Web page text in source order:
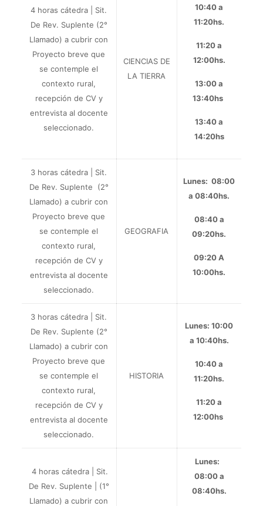
4 horas cátedra | Sit.
De Rev. Suplente (2°
Llamado) a cubrir con
Proyecto breveque
se contemple el
contexto rural,
recepción de CV y
entrevista al docente
seleccionado.
CIENCIAS DE
LA TIERRA
10:40 a
11:20hs.
11:20 a
12:00hs.
13:00 a
13:40hs
13:40 a
14:20hs
3 horas cátedra | Sit.
De Rev. Suplente (2°
Llamado) a cubrir con
Proyecto breveque
se contemple el
contexto rural,
recepción de CV y
entrevista al docente
seleccionado.
GEOGRAFIA
Lunes: 08:00
a 08:40hs.
08:40 a
09:20hs.
09:20 A
10:00hs.
3 horas cátedra | Sit.
De Rev. Suplente (2°
Llamado) a cubrir con
Proyecto breveque
se contemple el
contexto rural,
recepción de CV y
entrevista al docente
seleccionado.
HISTORIA
Lunes: 10:00
a 10:40hs.
10:40 a
11:20hs.
11:20 a
12:00hs
4 horas cátedra | Sit.
De Rev. Suplente | (1°
Llamado) a cubrir con
Lunes:
08:00 a
08:40hs.